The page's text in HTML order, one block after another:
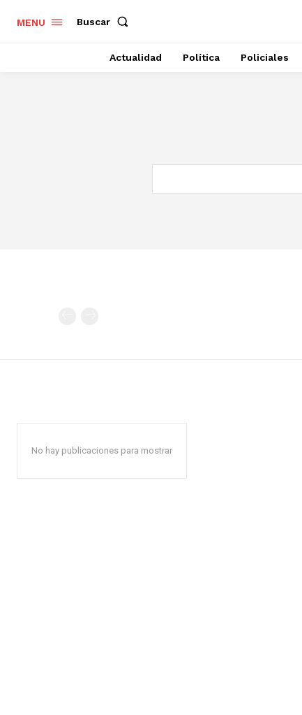
MENU Buscar
Actualidad Política Policiales
No hay publicaciones para mostrar